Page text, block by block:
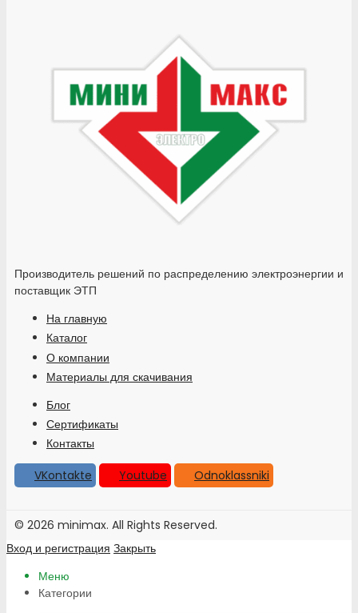
Производитель решений по распределению электроэнергии и
поставщик ЭТП
На главную
Каталог
О компании
Материалы для скачивания
Блог
Сертификаты
Контакты
VKontakte
Youtube Odnoklassniki
© 2026 minimax. All Rights Reserved.
Вход и регистрация Закрыть
Меню
Категории